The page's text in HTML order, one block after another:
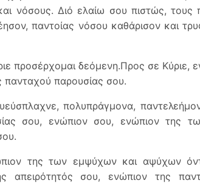
νόσους. Διό ελαίω σου πιστώς, τους
παντοίας νόσου καθάρισον και
προσέρχομαι δεόμενη.Προς σε Κύριε,
πανταχού παρουσίας σου.
πολυπράγμονα,
σου, ενώπιον σου, ενώπιον της
της των εμψύχων και αψύχων
απειρότητός σου, ενώπιον της